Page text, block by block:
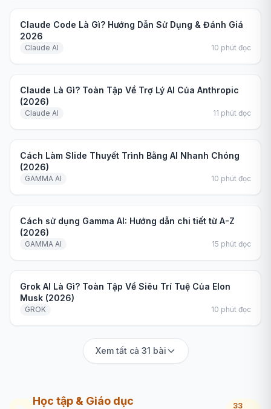
Hướng dẫn
Claude Code Là Gì? Hướng Dẫn Sử Dụng & Đánh Giá
2026
Claude AI 10 phút đọc
Hướng dẫn
Claude Là Gì? Toàn Tập Về Trợ Lý AI Của Anthropic
(2026)
Claude AI 11 phút đọc
Hướng dẫn
Cách Làm Slide Thuyết Trình Bằng AI Nhanh Chóng
(2026)
GAMMA AI 10 phút đọc
Hướng dẫn
Cách sử dụng Gamma AI: Hướng dẫn chi tiết từ A-Z
(2026)
GAMMA AI 15 phút đọc
Hướng dẫn
Grok AI Là Gì? Toàn Tập Về Siêu Trí Tuệ Của Elon
Musk (2026)
GROK 10 phút đọc
Xem tất cả 31 bài
Học tập & Giáo dục
33